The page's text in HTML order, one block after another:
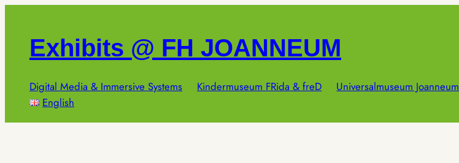
springenExhibits @ FH JOANNEUM
Digital Media & Immersive Systems Kindermuseum FRida & freD Universalmuseum Joanneum
English